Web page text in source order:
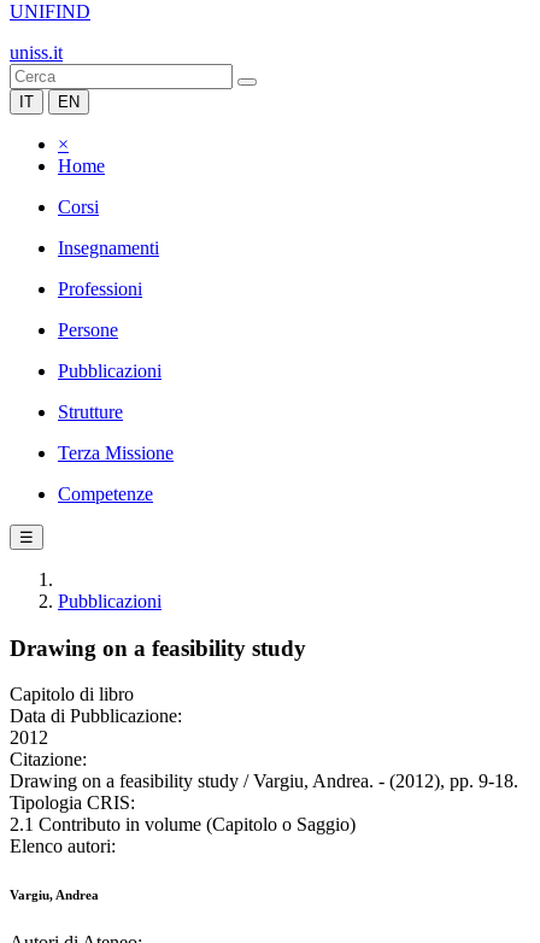
UNIFIND
uniss.it
IT EN
×
Home
Corsi
Insegnamenti
Professioni
Persone
Pubblicazioni
Strutture
Terza Missione
Competenze
☰
Pubblicazioni
Drawing on a feasibility study
Capitolo di libro
Data di Pubblicazione:
2012
Citazione:
Drawing on a feasibility study / Vargiu, Andrea. - (2012), pp. 9-18.
Tipologia CRIS:
2.1 Contributo in volume (Capitolo o Saggio)
Elenco autori:
Vargiu, Andrea